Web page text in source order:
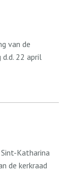
van de
d.d. 22 april
Katharina
de kerkraad